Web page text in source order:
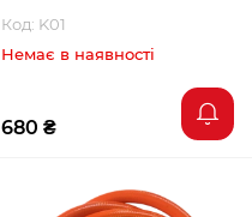
Код: K01
Немає в наявності
680 ₴